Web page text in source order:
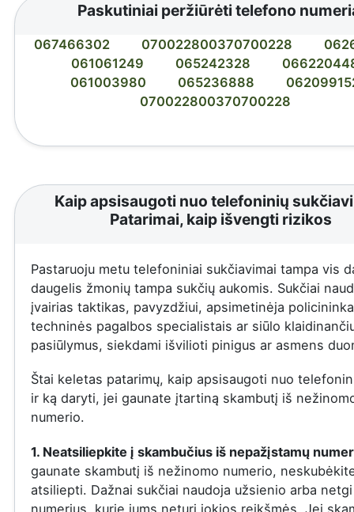
Paskutiniai peržiūrėti telefono
067466302 070022800370700228
061061249
065242328
061003980
065236888
070022800370700228
Kaip apsisaugoti nuo telefoninių
Patarimai, kaip išvengti rizikos
Pastaruoju metu telefoniniai sukčiavimai tampa vis
daugelis žmonių tampa sukčių aukomis. Sukčiai
įvairias taktikas, pavyzdžiui, apsimetinėja
techninės pagalbos specialistais ar siūlo
pasiūlymus, siekdami išvilioti pinigus ar asmens
Štai keletas patarimų, kaip apsisaugoti nuo
ir ką daryti, jei gaunate įtartiną skambutį iš
numerio.
1. Neatsiliepkite į skambučius iš nepažįstamų
gaunate skambutį iš nežinomo numerio,
atsiliepti. Dažnai sukčiai naudoja užsienio arba
numerius, kurie jums neturi jokios reikšmės. Jei